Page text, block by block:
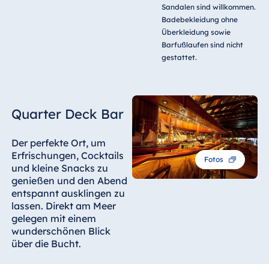
Sandalen sind willkommen.
Badebekleidung ohne
Überkleidung sowie
Barfußlaufen sind nicht
gestattet.
Quarter Deck Bar
Der perfekte Ort, um
Erfrischungen, Cocktails
und kleine Snacks zu
genießen und den Abend
entspannt ausklingen zu
lassen. Direkt am Meer
gelegen mit einem
wunderschönen Blick
über die Bucht.
Fotos